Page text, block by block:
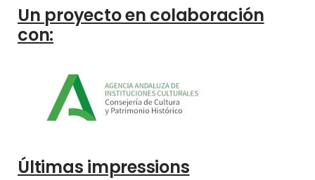
Un proyecto en colaboración
con:
Últimas impressions